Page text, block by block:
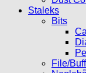
Staleks
Bits
File/